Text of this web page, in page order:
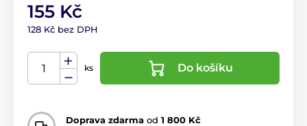
155 Kč
128 Kč bez DPH
ks Do košíku
Doprava zdarma od 1 800 Kč